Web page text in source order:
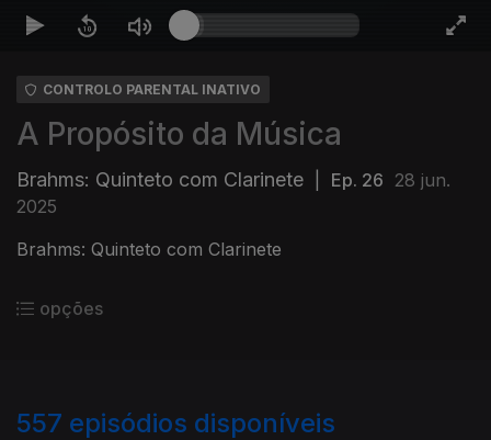
CONTROLO PARENTAL INATIVO
A Propósito da Música
Brahms: Quinteto com Clarinete Ep. 26 28 jun.
2025
Brahms: Quinteto com Clarinete
opções
557 episódios disponíveis